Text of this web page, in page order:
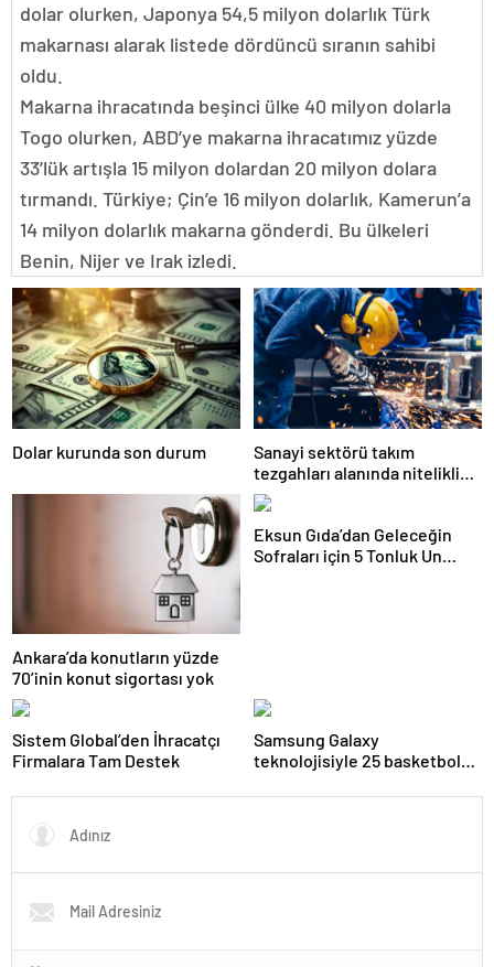
dolar olurken, Japonya 54,5 milyon dolarlık Türk
makarnası alarak listede dördüncü sıranın sahibi
oldu.
Makarna ihracatında beşinci ülke 40 milyon dolarla
Togo olurken, ABD’ye makarna ihracatımız yüzde
33’lük artışla 15 milyon dolardan 20 milyon dolara
tırmandı. Türkiye; Çin’e 16 milyon dolarlık, Kamerun’a
14 milyon dolarlık makarna gönderdi. Bu ülkeleri
Benin, Nijer ve Irak izledi.
Dolar kurunda son durum
Sanayi sektörü takım
tezgahları alanında nitelikli
istihdam açığı yaşıyor
Ankara’da konutların yüzde
70’inin konut sigortası yok
Eksun Gıda’dan Geleceğin
Sofraları için 5 Tonluk Un
Sistem Global’den İhracatçı
Firmalara Tam Destek
Samsung Galaxy
teknolojisiyle 25 basketbol
mercan resifi habitatı restore